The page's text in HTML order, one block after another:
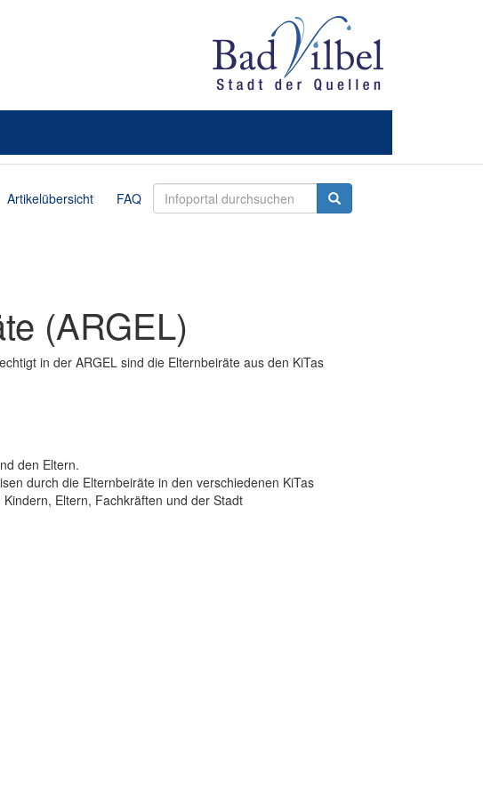
FAQ
Artikelübersicht
(ARGEL)
in der ARGEL sind die Elternbeiräte aus den KiTas
den Eltern.
durch die Elternbeiräte in den verschiedenen KiTas
Eltern, Fachkräften und der Stadt